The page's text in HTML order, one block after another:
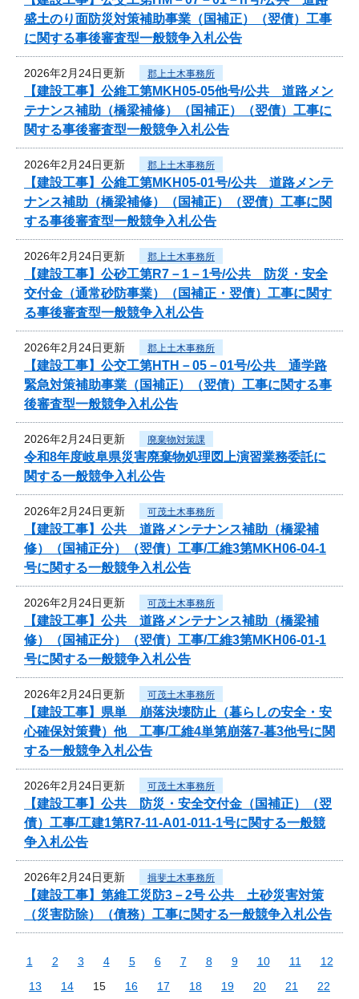
盛土のり面防災対策補助事業（国補正）（翌債）工事
に関する事後審査型一般競争入札公告
2026年2月24日更新 郡上土木事務所
【建設工事】公維工第MKH05-05他号/公共 道路メン
テナンス補助（橋梁補修）（国補正）（翌債）工事に
関する事後審査型一般競争入札公告
2026年2月24日更新 郡上土木事務所
【建設工事】公維工第MKH05-01号/公共 道路メンテ
ナンス補助（橋梁補修）（国補正）（翌債）工事に関
する事後審査型一般競争入札公告
2026年2月24日更新 郡上土木事務所
【建設工事】公砂工第R7－1－1号/公共 防災・安全
交付金（通常砂防事業）（国補正・翌債）工事に関す
る事後審査型一般競争入札公告
2026年2月24日更新 郡上土木事務所
【建設工事】公交工第HTH－05－01号/公共 通学路
緊急対策補助事業（国補正）（翌債）工事に関する事
後審査型一般競争入札公告
2026年2月24日更新 廃棄物対策課
令和8年度岐阜県災害廃棄物処理図上演習業務委託に
関する一般競争入札公告
2026年2月24日更新 可茂土木事務所
【建設工事】公共 道路メンテナンス補助（橋梁補
修）（国補正分）（翌債）工事/工維3第MKH06-04-1
号に関する一般競争入札公告
2026年2月24日更新 可茂土木事務所
【建設工事】公共 道路メンテナンス補助（橋梁補
修）（国補正分）（翌債）工事/工維3第MKH06-01-1
号に関する一般競争入札公告
2026年2月24日更新 可茂土木事務所
【建設工事】県単 崩落決壊防止（暮らしの安全・安
心確保対策費）他 工事/工維4単第崩落7-暮3他号に関
する一般競争入札公告
2026年2月24日更新 可茂土木事務所
【建設工事】公共 防災・安全交付金（国補正）（翌
債）工事/工建1第R7-11-A01-011-1号に関する一般競
争入札公告
2026年2月24日更新 揖斐土木事務所
【建設工事】第維工災防3－2号 公共 土砂災害対策
（災害防除）（債務）工事に関する一般競争入札公告
1 2 3 4 5 6 7 8 9 10 11
12
13
14 15 16 17 18 19 20 21
22